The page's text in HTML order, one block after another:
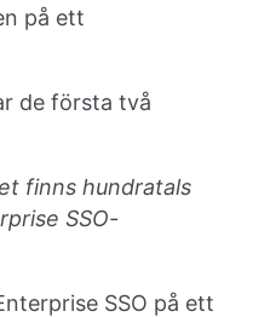
på ett
de första två
finns hundratals
SSO-
SSO på ett